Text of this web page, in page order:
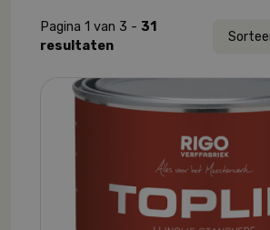
Pagina 1 van 3 - 31
resultaten